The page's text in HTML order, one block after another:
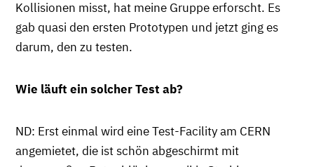
Kollisionen misst, hat meine Gruppe erforscht. Es
gab quasi den ersten Prototypen und jetzt ging es
darum, den zu testen.
Wie läuft ein solcher Test ab?
ND: Erst einmal wird eine Test-Facility am CERN
angemietet, die ist schön abgeschirmt mit